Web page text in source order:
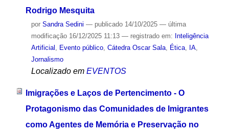
Rodrigo Mesquita
por Sandra Sedini — publicado14/10/2025 — última
modificação16/12/2025 11:13 — registrado em: Inteligência
Artificial , Evento público, Cátedra Oscar Sala, Ética, IA,
Jornalismo
Localizado em EVENTOS
Imigrações e Laços de Pertencimento - O
Protagonismo das Comunidades de Imigrantes
como Agentes de Memória e Preservação no